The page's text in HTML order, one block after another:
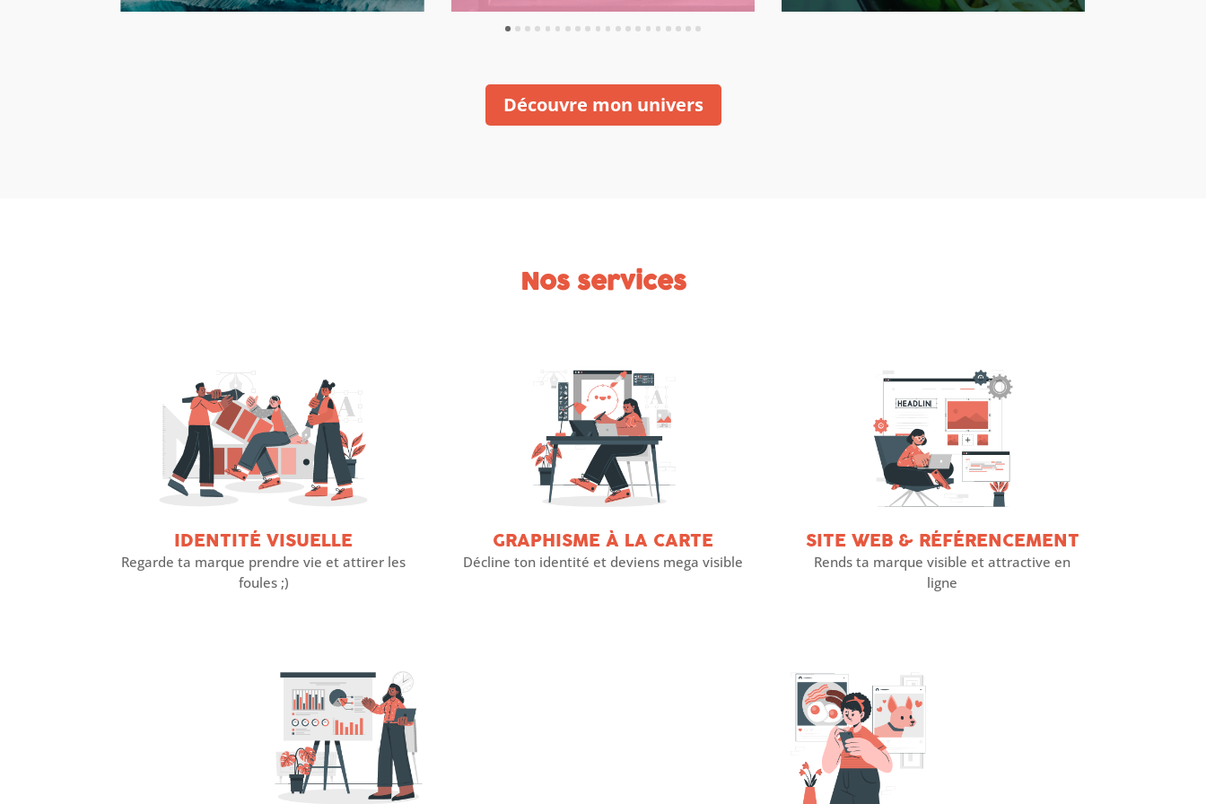
Découvre mon univers
Nos services
IDENTITÉ VISUELLE
Regarde ta marque prendre vie et attirer les
foules ;)
GRAPHISME À LA CARTE
Décline ton identité et deviens mega visible
SITE WEB & RÉFÉRENCEMENT
Rends ta marque visible et attractive en
ligne